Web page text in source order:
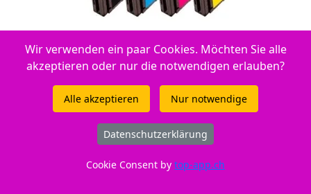
ID: 318103
Peach Spar Pack Tintenpatronen kompatibel zu Peach
Wir verwenden ein paar Cookies. Möchten Sie alle
akzeptieren oder nur die notwendigen erlauben?
Alle akzeptieren Nur notwendige
Datenschutzerklärung
Cookie Consent by top-app.ch